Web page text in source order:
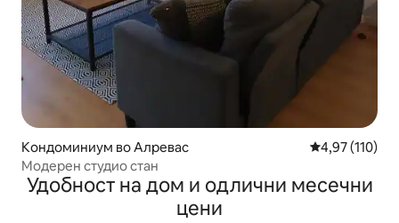
Кондоминиум во Алревас Просечна
4,97 (110)
Модерен студио стан
Удобност на дом и одлични месечни
цени